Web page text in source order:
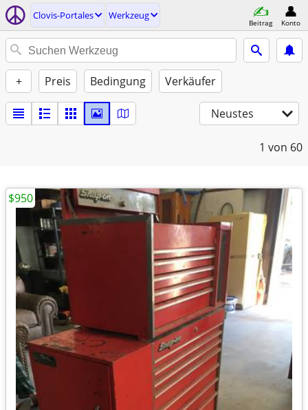
Clovis-Portales Werkzeug
Beitrag Konto
+ Preis Bedingung Verkäufer
Neustes
1 von 60
$950